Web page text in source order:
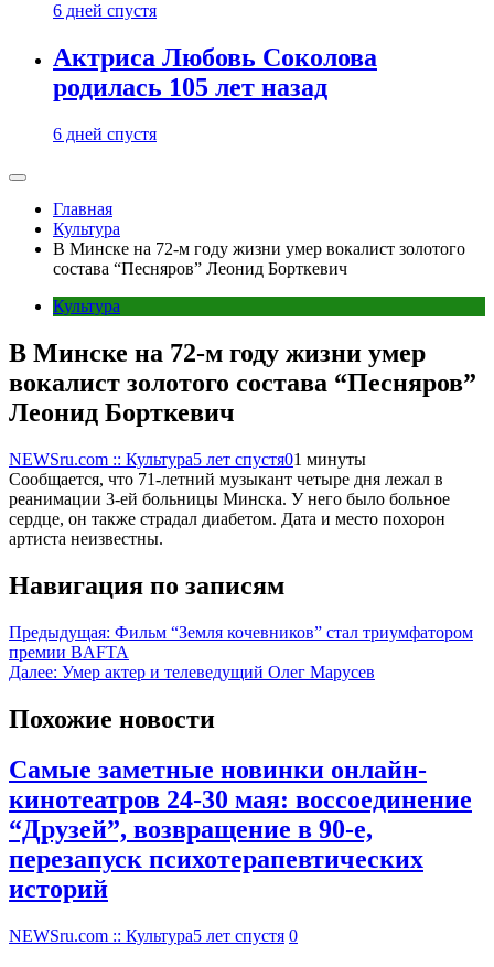
6 дней спустя
Актриса Любовь Соколова
родилась 105 лет назад
6 дней спустя
Главная
Культура
В Минске на 72-м году жизни умер вокалист золотого
состава “Песняров” Леонид Борткевич
Культура
В Минске на 72-м году жизни умер
вокалист золотого состава “Песняров”
Леонид Борткевич
NEWSru.com :: Культура5 лет спустя01 минуты
Сообщается, что 71-летний музыкант четыре дня лежал в
реанимации 3-ей больницы Минска. У него было больное
сердце, он также страдал диабетом. Дата и место похорон
артиста неизвестны.
Навигация по записям
Предыдущая: Фильм “Земля кочевников” стал триумфатором
премии BAFTA
Далее: Умер актер и телеведущий Олег Марусев
Похожие новости
Самые заметные новинки онлайн-
кинотеатров 24-30 мая: воссоединение
“Друзей”, возвращение в 90-е,
перезапуск психотерапевтических
историй
NEWSru.com :: Культура5 лет спустя 0